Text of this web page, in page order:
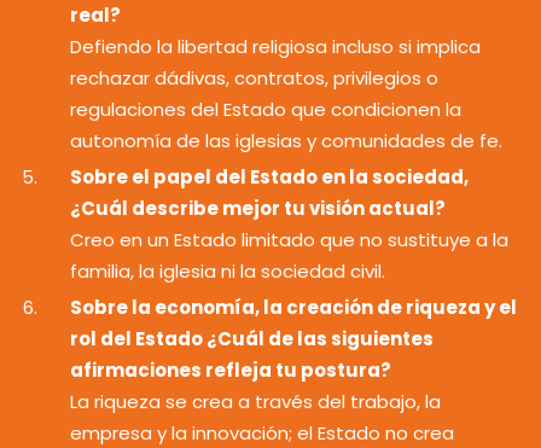
real?
Defiendo la libertad religiosa incluso si implica
rechazar dádivas, contratos, privilegios o
regulaciones del Estado que condicionen la
autonomía de las iglesias y comunidades de fe.
Sobre el papel del Estado en la sociedad,
¿Cuál describe mejor tu visión actual?
Creo en un Estado limitado que no sustituye a la
familia, la iglesia ni la sociedad civil.
Sobre la economía, la creación de riqueza y el
rol del Estado ¿Cuál de las siguientes
afirmaciones refleja tu postura?
La riqueza se crea a través del trabajo, la
empresa y la innovación; el Estado no crea